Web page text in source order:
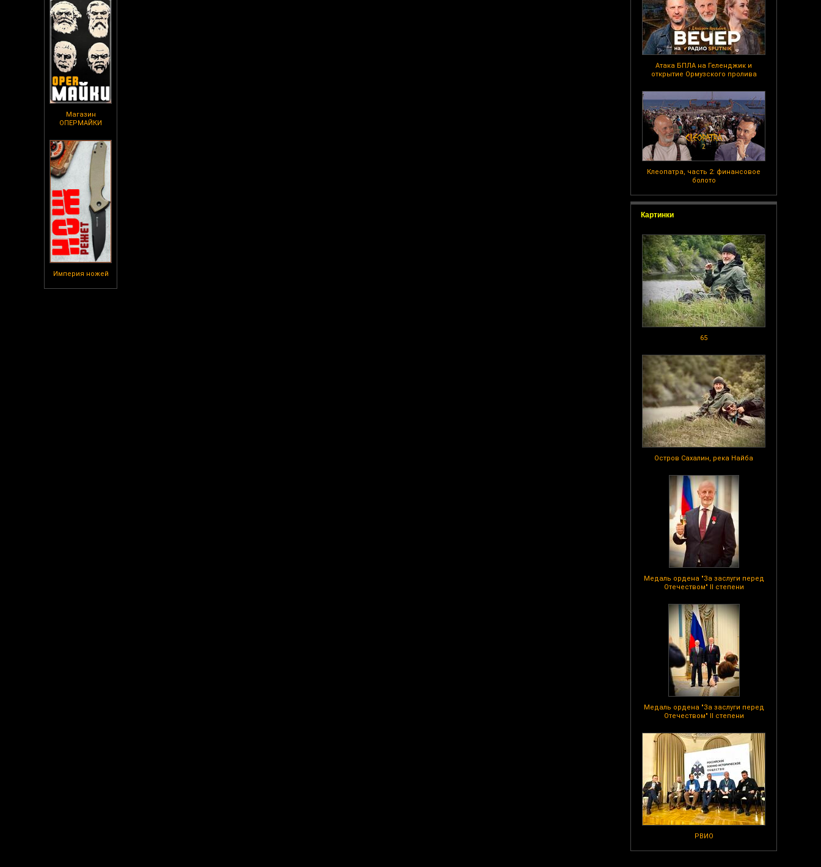
Магазин
ОПЕРМАЙКИ
Империя ножей
Атака БПЛА на Геленджик и
открытие Ормузского пролива
Клеопатра, часть 2: финансовое
болото
Картинки
65
Остров Сахалин, река Найба
Медаль ордена "За заслуги перед
Отечеством" II степени
Медаль ордена "За заслуги перед
Отечеством" II степени
РВИО